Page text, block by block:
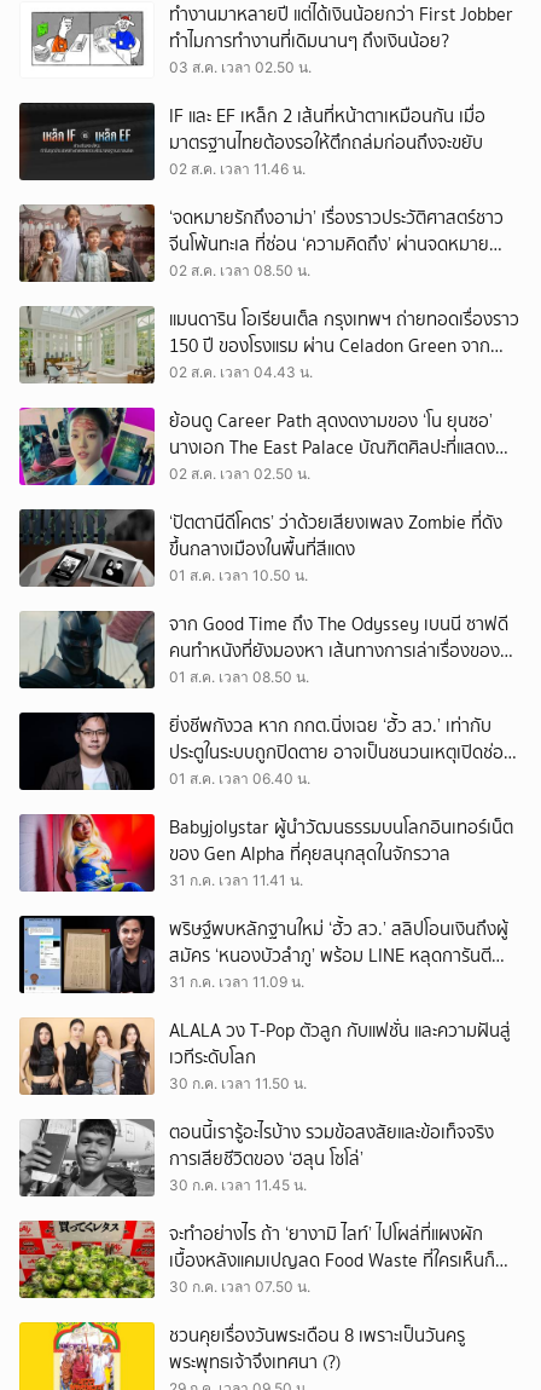
ทำงานมาหลายปี แต่ได้เงินน้อยกว่า First Jobber
ทำไมการทำงานที่เดิมนานๆ ถึงเงินน้อย?
03 ส.ค. เวลา 02.50 น.
IF และ EF เหล็ก 2 เส้นที่หน้าตาเหมือนกัน เมื่อ
มาตรฐานไทยต้องรอให้ตึกถล่มก่อนถึงจะขยับ
02 ส.ค. เวลา 11.46 น.
‘จดหมายรักถึงอาม่า’ เรื่องราวประวัติศาสตร์ชาว
จีนโพ้นทะเล ที่ซ่อน ‘ความคิดถึง’ ผ่านจดหมาย
‘โพยก๊วน’
02 ส.ค. เวลา 08.50 น.
แมนดาริน โอเรียนเต็ล กรุงเทพฯ ถ่ายทอดเรื่องราว
150 ปี ของโรงแรม ผ่าน Celadon Green จาก
เครื่องศิลาดล
02 ส.ค. เวลา 04.43 น.
ย้อนดู Career Path สุดงดงามของ ‘โน ยุนซอ’
นางเอก The East Palace บัณฑิตศิลปะที่แสดง
เรื่องไหนก็ปัง
02 ส.ค. เวลา 02.50 น.
‘ปัตตานีดีโคตร’ ว่าด้วยเสียงเพลง Zombie ที่ดัง
ขึ้นกลางเมืองในพื้นที่สีแดง
01 ส.ค. เวลา 10.50 น.
จาก Good Time ถึง The Odyssey เบนนี ซาฟดี
คนทำหนังที่ยังมองหา เส้นทางการเล่าเรื่องของตัว
เอง
01 ส.ค. เวลา 08.50 น.
ยิ่งชีพกังวล หาก กกต.นิ่งเฉย ‘ฮั้ว สว.’ เท่ากับ
ประตูในระบบถูกปิดตาย อาจเป็นชนวนเหตุเปิดช่อง
‘ลงถนน’
01 ส.ค. เวลา 06.40 น.
Babyjolystar ผู้นำวัฒนธรรมบนโลกอินเทอร์เน็ต
ของ Gen Alpha ที่คุยสนุกสุดในจักรวาล
31 ก.ค. เวลา 11.41 น.
พริษฐ์พบหลักฐานใหม่ ‘ฮั้ว สว.’ สลิปโอนเงินถึงผู้
สมัคร ‘หนองบัวลำภู’ พร้อม LINE หลุดการันตี
ตำแหน่ง
31 ก.ค. เวลา 11.09 น.
ALALA วง T-Pop ตัวลูก กับแฟชั่น และความฝันสู่
เวทีระดับโลก
30 ก.ค. เวลา 11.50 น.
ตอนนี้เรารู้อะไรบ้าง รวมข้อสงสัยและข้อเท็จจริง
การเสียชีวิตของ ‘ฮลุน โซโล่’
30 ก.ค. เวลา 11.45 น.
จะทำอย่างไร ถ้า ‘ยางามิ ไลท์’ ไปโผล่ที่แผงผัก
เบื้องหลังแคมเปญลด Food Waste ที่ใครเห็นก็
ต้องหันมอง
30 ก.ค. เวลา 07.50 น.
ชวนคุยเรื่องวันพระเดือน 8 เพราะเป็นวันครู
พระพุทธเจ้าจึงเทศนา (?)